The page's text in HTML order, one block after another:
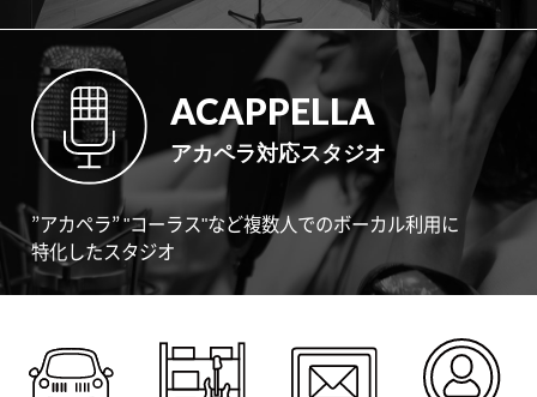
ACAPPELLA
アカペラ対応スタジオ
”アカペラ” "コーラス"など複数人でのボーカル利用に
特化したスタジオ